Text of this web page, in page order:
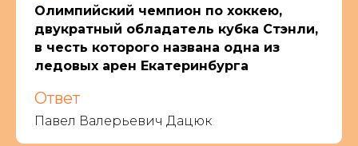
Олимпийский чемпион по хоккею,
двукратный обладатель кубка Стэнли,
в честь которого названа одна из
ледовых арен Екатеринбурга
Ответ
Павел Валерьевич Дацюк